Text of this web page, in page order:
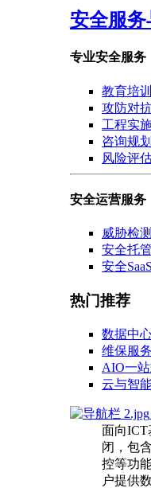
安全服务
专业安全服务
教育培训
攻防对
工程实
咨询规划
风险评
安全运营服务
威胁检
安全托
安全
热门推荐
数据中
维保服务
AIO一
云与智
面向ICT
闭，包
控等功
户提供